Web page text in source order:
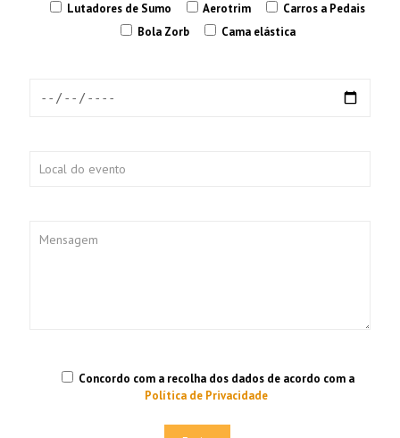
Lutadores de Sumo
Aerotrim
Carros a Pedais
Bola Zorb
Cama elástica
Concordo com a recolha dos dados de acordo com a
Política de Privacidade